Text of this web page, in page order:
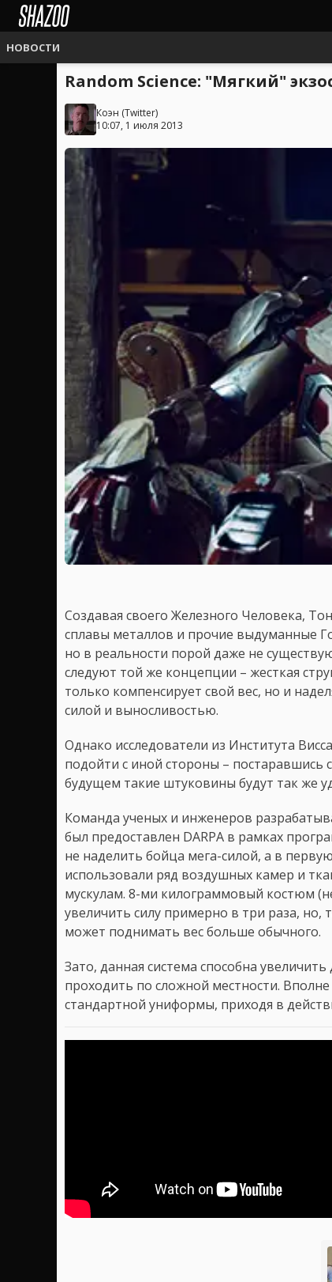
НОВОСТИ
Random Science: "Мягкий"
Коэн (Twitter)
10:07, 1 июля 2013
Создавая своего Железного Человека,
сплавы металлов и прочие выдуманные
но в реальности порой даже не
следуют той же концепции – жесткая
только компенсирует свой вес, но и
силой и выносливостью.
Однако исследователи из Института
подойти с иной стороны – постаравшись
будущем такие штуковины будут так же
Команда ученых и инженеров
был предоставлен DARPA в рамках
не наделить бойца мега-силой, а в
использовали ряд воздушных камер и
мускулам. 8-ми килограммовый костюм
увеличить силу примерно в три раза, но,
может поднимать вес больше обычного.
Зато, данная система способна
проходить по сложной местности.
стандартной униформы, приходя в